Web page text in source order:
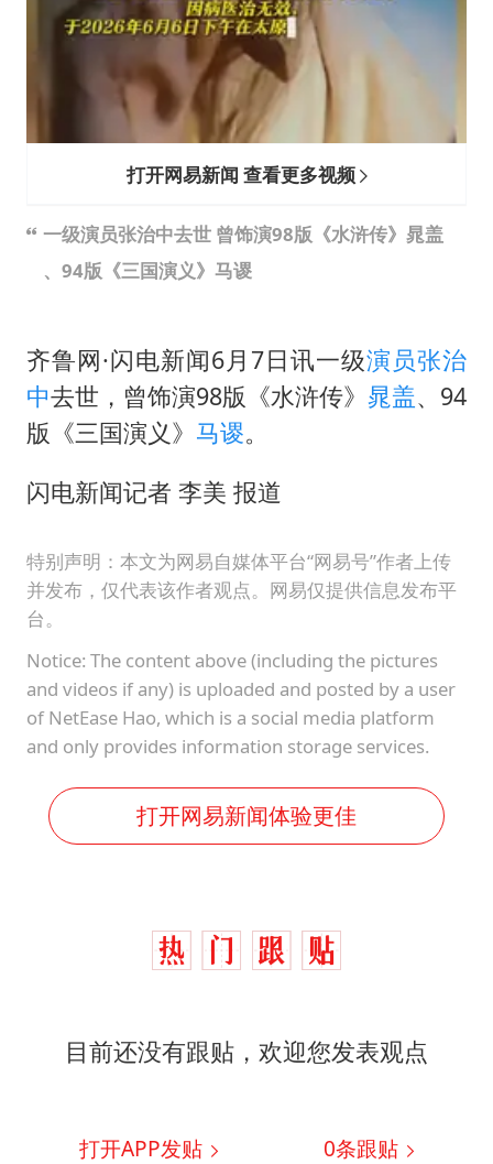
打开网易新闻 查看更多视频
一级演员张治中去世 曾饰演98版《水浒传》晁盖
、94版《三国演义》马谡
齐鲁网·闪电新闻6月7日讯一级演员张治
中去世，曾饰演98版《水浒传》晁盖、94
版《三国演义》 马谡。
闪电新闻记者 李美 报道
特别声明：本文为网易自媒体平台“网易号”作者上传
并发布，仅代表该作者观点。网易仅提供信息发布平
台。
Notice: The content above (including the pictures
and videos if any) is uploaded and posted by a user
of NetEase Hao, which is a social media platform
and only provides information storage services.
打开网易新闻体验更佳
目前还没有跟贴，欢迎您发表观点
打开APP发贴 0条跟贴